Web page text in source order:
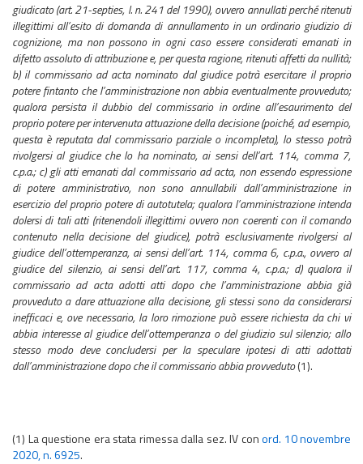
giudicato (art. 21-septies, l. n. 241 del 1990), ovvero annullati perché ritenuti
illegittimi all’esito di domanda di annullamento in un ordinario giudizio di
cognizione, ma non possono in ogni caso essere considerati emanati in
difetto assoluto di attribuzione e, per questa ragione, ritenuti affetti da nullità;
b) il commissario ad acta nominato dal giudice potrà esercitare il proprio
potere fintanto che l’amministrazione non abbia eventualmente provveduto;
qualora persista il dubbio del commissario in ordine all’esaurimento del
proprio potere per intervenuta attuazione della decisione (poiché, ad esempio,
questa è reputata dal commissario parziale o incompleta), lo stesso potrà
rivolgersi al giudice che lo ha nominato, ai sensi dell’art. 114, comma 7,
c.p.a.; c) gli atti emanati dal commissario ad acta, non essendo espressione
di potere amministrativo, non sono annullabili dall’amministrazione in
esercizio del proprio potere di autotutela; qualora l’amministrazione intenda
dolersi di tali atti (ritenendoli illegittimi ovvero non coerenti con il comando
contenuto nella decisione del giudice), potrà esclusivamente rivolgersi al
giudice dell’ottemperanza, ai sensi dell’art. 114, comma 6, c.p.a., ovvero al
giudice del silenzio, ai sensi dell’art. 117, comma 4, c.p.a.; d) qualora il
commissario ad acta adotti atti dopo che l’amministrazione abbia già
provveduto a dare attuazione alla decisione, gli stessi sono da considerarsi
inefficaci e, ove necessario, la loro rimozione può essere richiesta da chi vi
abbia interesse al giudice dell’ottemperanza o del giudizio sul silenzio; allo
stesso modo deve concludersi per la speculare ipotesi di atti adottati
dall’amministrazione dopo che il commissario abbia provveduto(1).
(1) La questione era stata rimessa dalla sez. IV conord. 10 novembre
2020, n. 6925.